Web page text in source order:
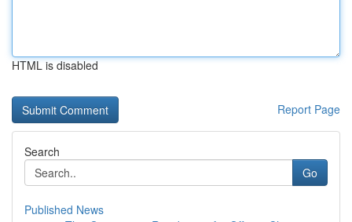
HTML is disabled
Report Page
Search
Go
Published News